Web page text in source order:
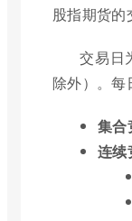
股指期货的
交易日
除外）。每
集合
连续